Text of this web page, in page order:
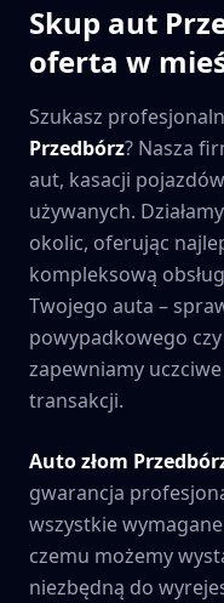
Skup aut
oferta w
Szukasz
Przedbórz? Nasza
aut, kasacji
używanych.
okolic, oferując
kompleksową
Twojego auta –
powypadkowego
zapewniamy
transakcji.
Auto złom
gwarancja
wszystkie
czemu możemy
niezbędną do